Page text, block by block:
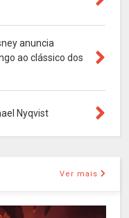
anuncia
ao clássico dos
Nyqvist
Ver mais